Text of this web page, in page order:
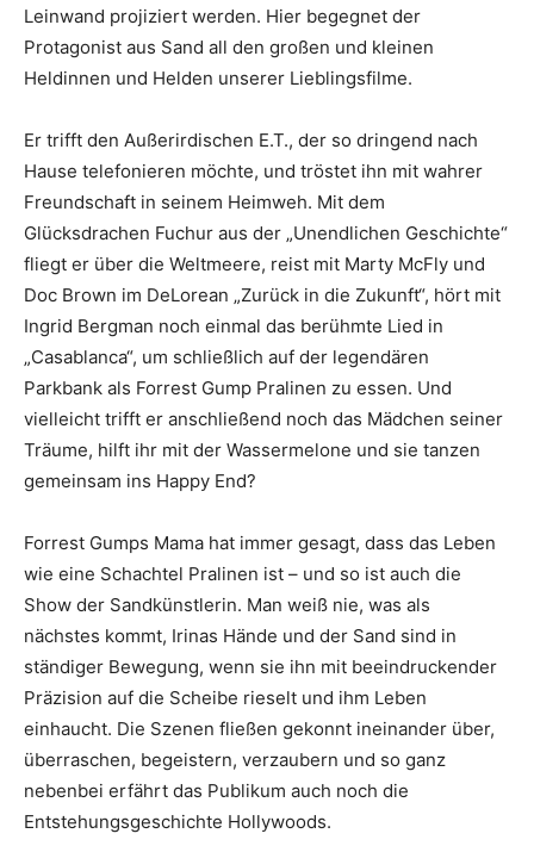
Leinwand projiziert werden. Hier begegnet der
Protagonist aus Sand all den großen und kleinen
Heldinnen und Helden unserer Lieblingsfilme.
Er trifft den Außerirdischen E.T., der so dringend nach
Hause telefonieren möchte, und tröstet ihn mit wahrer
Freundschaft in seinem Heimweh. Mit dem
Glücksdrachen Fuchur aus der „Unendlichen Geschichte“
fliegt er über die Weltmeere, reist mit Marty McFly und
Doc Brown im DeLorean „Zurück in die Zukunft“, hört mit
Ingrid Bergman noch einmal das berühmte Lied in
„Casablanca“, um schließlich auf der legendären
Parkbank als Forrest Gump Pralinen zu essen. Und
vielleicht trifft er anschließend noch das Mädchen seiner
Träume, hilft ihr mit der Wassermelone und sie tanzen
gemeinsam ins Happy End?
Forrest Gumps Mama hat immer gesagt, dass das Leben
wie eine Schachtel Pralinen ist – und so ist auch die
Show der Sandkünstlerin. Man weiß nie, was als
nächstes kommt, Irinas Hände und der Sand sind in
ständiger Bewegung, wenn sie ihn mit beeindruckender
Präzision auf die Scheibe rieselt und ihm Leben
einhaucht. Die Szenen fließen gekonnt ineinander über,
überraschen, begeistern, verzaubern und so ganz
nebenbei erfährt das Publikum auch noch die
Entstehungsgeschichte Hollywoods.